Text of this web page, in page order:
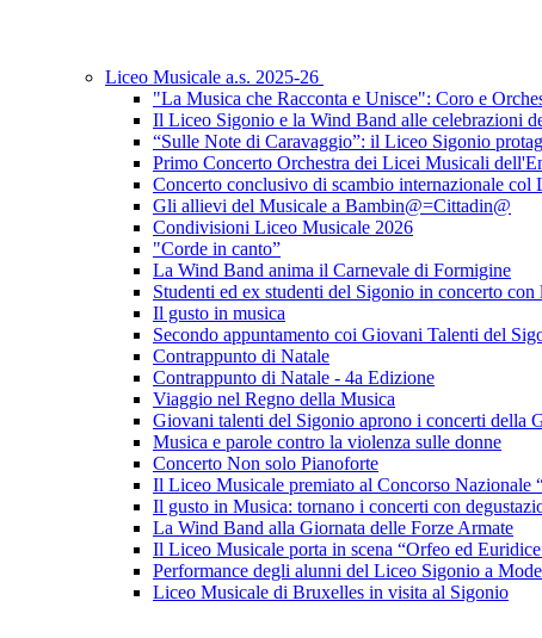
Liceo Musicale a.s. 2025-26
"La Musica che Racconta e Unisce": Coro e
Il Liceo Sigonio e la Wind Band alle celebrazioni
“Sulle Note di Caravaggio”: il Liceo Sigonio
Primo Concerto Orchestra dei Licei Musicali
Concerto conclusivo di scambio internazionale col
Gli allievi del Musicale a Bambin@=Cittadin@
Condivisioni Liceo Musicale 2026
"Corde in canto”
La Wind Band anima il Carnevale di Formigine
Studenti ed ex studenti del Sigonio in concerto
Il gusto in musica
Secondo appuntamento coi Giovani Talenti del
Contrappunto di Natale
Contrappunto di Natale - 4a Edizione
Viaggio nel Regno della Musica
Giovani talenti del Sigonio aprono i concerti della
Musica e parole contro la violenza sulle donne
Concerto Non solo Pianoforte
Il Liceo Musicale premiato al Concorso Nazionale
Il gusto in Musica: tornano i concerti con
La Wind Band alla Giornata delle Forze Armate
Il Liceo Musicale porta in scena “Orfeo ed
Performance degli alunni del Liceo Sigonio a
Liceo Musicale di Bruxelles in visita al Sigonio